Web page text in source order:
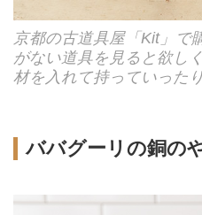
京都の古道具屋「Kit」で
がない道具を見ると欲し
材を入れて持っていった
ババグーリの銅の